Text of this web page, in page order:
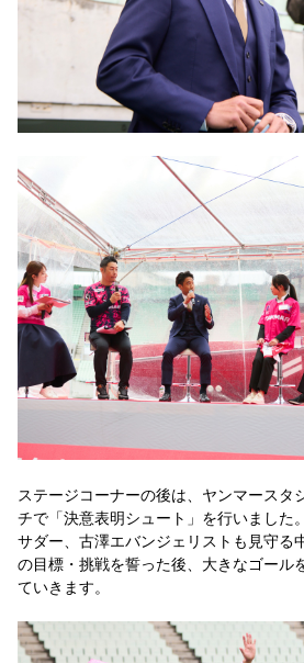
ステージコーナーの後は、ヤンマースタ
チで「決意表明シュート」を行いました
サダー、古澤エバンジェリストも見守る
の目標・挑戦を誓った後、大きなゴール
ていきます。